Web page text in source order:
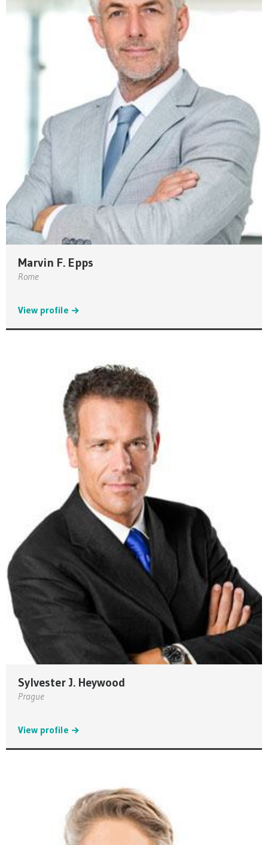
Marvin F. Epps
Rome
View profile
Sylvester J. Heywood
Prague
View profile